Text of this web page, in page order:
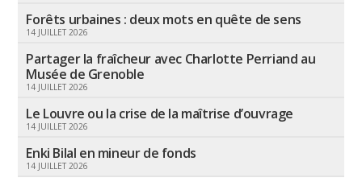
Forêts urbaines : deux mots en quête de sens
14 JUILLET 2026
Partager la fraîcheur avec Charlotte Perriand au
Musée de Grenoble
14 JUILLET 2026
Le Louvre ou la crise de la maîtrise d’ouvrage
14 JUILLET 2026
Enki Bilal en mineur de fonds
14 JUILLET 2026